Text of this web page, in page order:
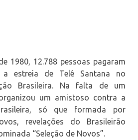
1980, 12.788 pessoas pagaram
a estreia de Telê Santana no
Brasileira. Na falta de um
um amistoso contra a
só que formada por
revelações do Brasileirão
“Seleção de Novos”.